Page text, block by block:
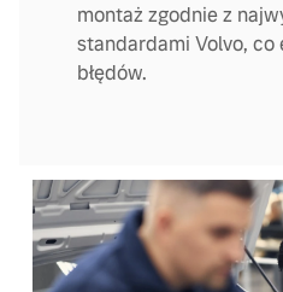
montaż zgodnie z
standardami Volvo, co
błędów.